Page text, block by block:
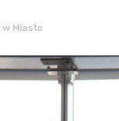
w Miasto